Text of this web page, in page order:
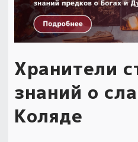
Хранители
знаний о
Коляде